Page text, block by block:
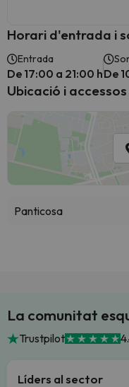
Horari d'entrada i
Entrada
De 17:00 a 21:00 hDe
Ubicació i
Panticosa
La comunitat
Trustpilot
Líders al sector